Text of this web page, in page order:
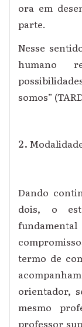
ora em
parte.
Nesse
humano
somos”
Dando
dois, o
termo de
orientador,
mesmo
professor